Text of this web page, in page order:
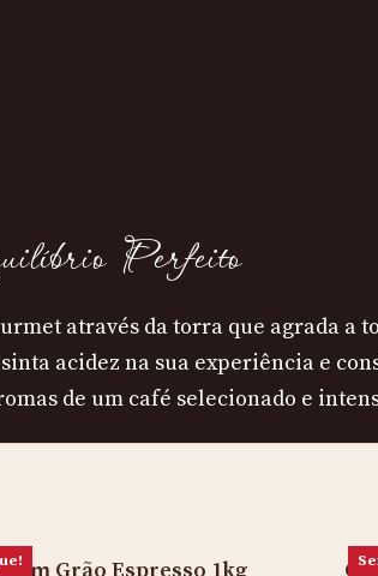
Perfeito
através da torra que agrada a
acidez na sua experiência e
de um café selecionado e